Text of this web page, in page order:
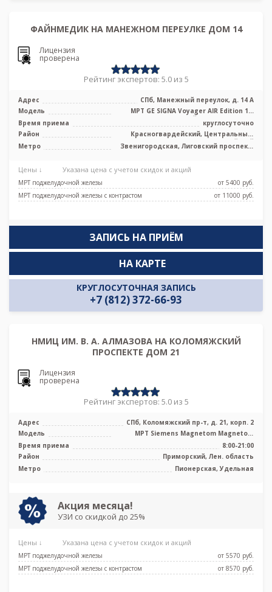
ФАЙНМЕДИК НА МАНЕЖНОМ ПЕРЕУЛКЕ ДОМ 14
Лицензия
проверена
Рейтинг экспертов: 5.0 из 5
Адрес
СПб, Манежный переулок, д. 14 А
Модель
МРТ GE SIGNA Voyager AIR Edition 1.5
Тесла полуоткрытый, КТ GE Revolut ...
Время приема
круглосуточно
Район
Красногвардейский, Центральный,
Адмиралтейский
Метро
Звенигородская, Лиговский проспект,
Площадь Ленина, Чернышевская
Цены ↓ Указана цена с учетом скидок и акций
МРТ поджелудочной железы
от 5400 pуб.
МРТ поджелудочной железы с контрастом
от 11000 pуб.
ЗАПИСЬ НА ПРИЁМ
КРУГЛОСУТОЧНАЯ ЗАПИСЬ
+7 (812) 372-66-93
НА КАРТЕ
НМИЦ ИМ. В. А. АЛМАЗОВА НА КОЛОМЯЖСКИЙ
ПРОСПЕКТЕ ДОМ 21
Лицензия
проверена
Рейтинг экспертов: 5.0 из 5
Адрес
СПб, Коломяжский пр-т, д. 21, корп. 2
Модель
МРТ Siemens Magnetom Magnetom
Espree 1.5 Тесла, КТ Philips Ingenuity E ...
Время приема
8:00-21:00
Район
Приморский, Лен. область
Метро
Пионерская, Удельная
Акция месяца!
УЗИ со скидкой до 25%
Цены ↓ Указана цена с учетом скидок и акций
МРТ поджелудочной железы
от 5570 pуб.
МРТ поджелудочной железы с контрастом
от 8570 pуб.